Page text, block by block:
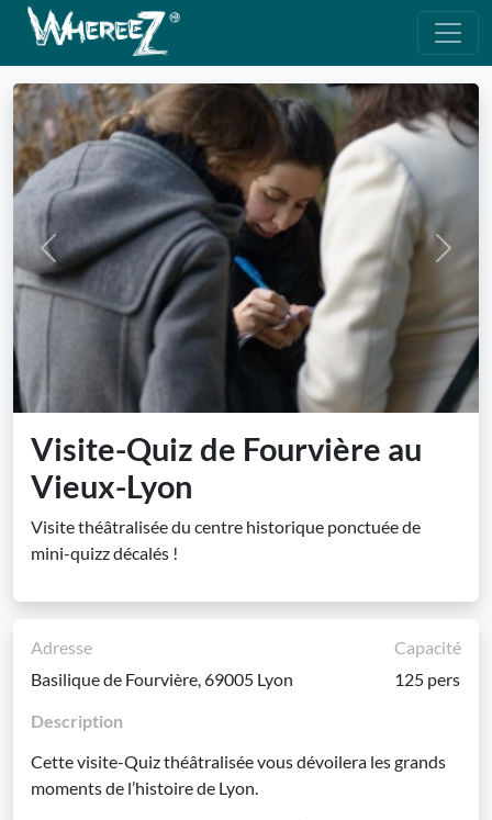
Previous Next
Visite-Quiz de Fourvière au
Vieux-Lyon
Visite théâtralisée du centre historique ponctuée de
mini-quizz décalés !
Adresse
Basilique de Fourvière, 69005 Lyon
Capacité
125 pers
Description
Cette visite-Quiz théâtralisée vous dévoilera les grands
moments de l’histoire de Lyon.